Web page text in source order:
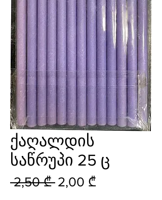
ქაღალდის
საწრუპი 25 ც
2,50 ₾ Regular
2,00 ₾